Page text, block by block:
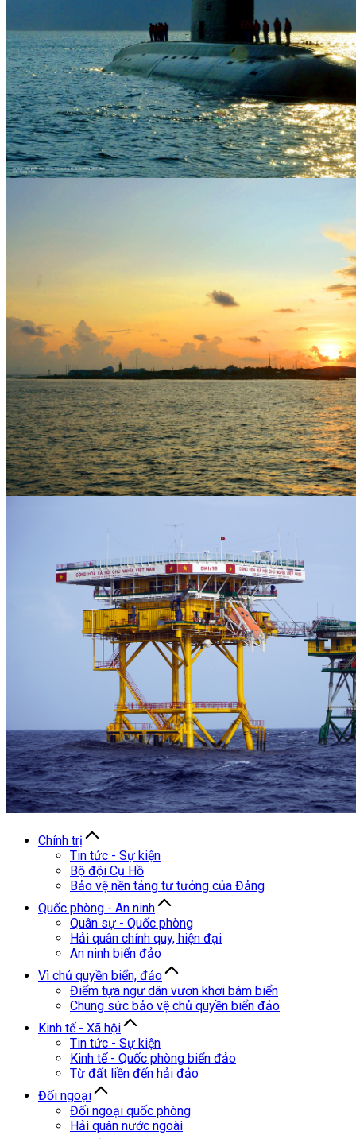
Chính trị
Tin tức - Sự kiện
Bộ đội Cụ Hồ
Bảo vệ nền tảng tư tưởng của Đảng
Quốc phòng - An ninh
Quân sự - Quốc phòng
Hải quân chính quy, hiện đại
An ninh biển đảo
Vì chủ quyền biển, đảo
Điểm tựa ngư dân vươn khơi bám biển
Chung sức bảo vệ chủ quyền biển đảo
Kinh tế - Xã hội
Tin tức - Sự kiện
Kinh tế - Quốc phòng biển đảo
Từ đất liền đến hải đảo
Đối ngoại
Đối ngoại quốc phòng
Hải quân nước ngoài